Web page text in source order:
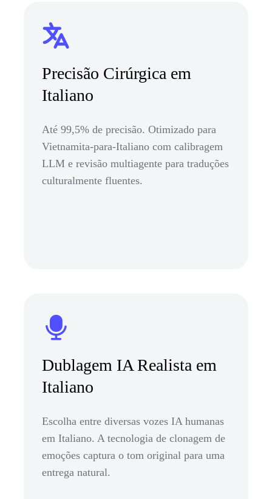
Precisão Cirúrgica em
Italiano
Até 99,5% de precisão. Otimizado para
Vietnamita-para-Italiano com calibragem
LLM e revisão multiagente para traduções
culturalmente fluentes.
Dublagem IA Realista em
Italiano
Escolha entre diversas vozes IA humanas
em Italiano. A tecnologia de clonagem de
emoções captura o tom original para uma
entrega natural.